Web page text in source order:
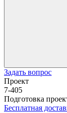
Задать вопрос
Проект
7-405
Подготовка
Бесплатная